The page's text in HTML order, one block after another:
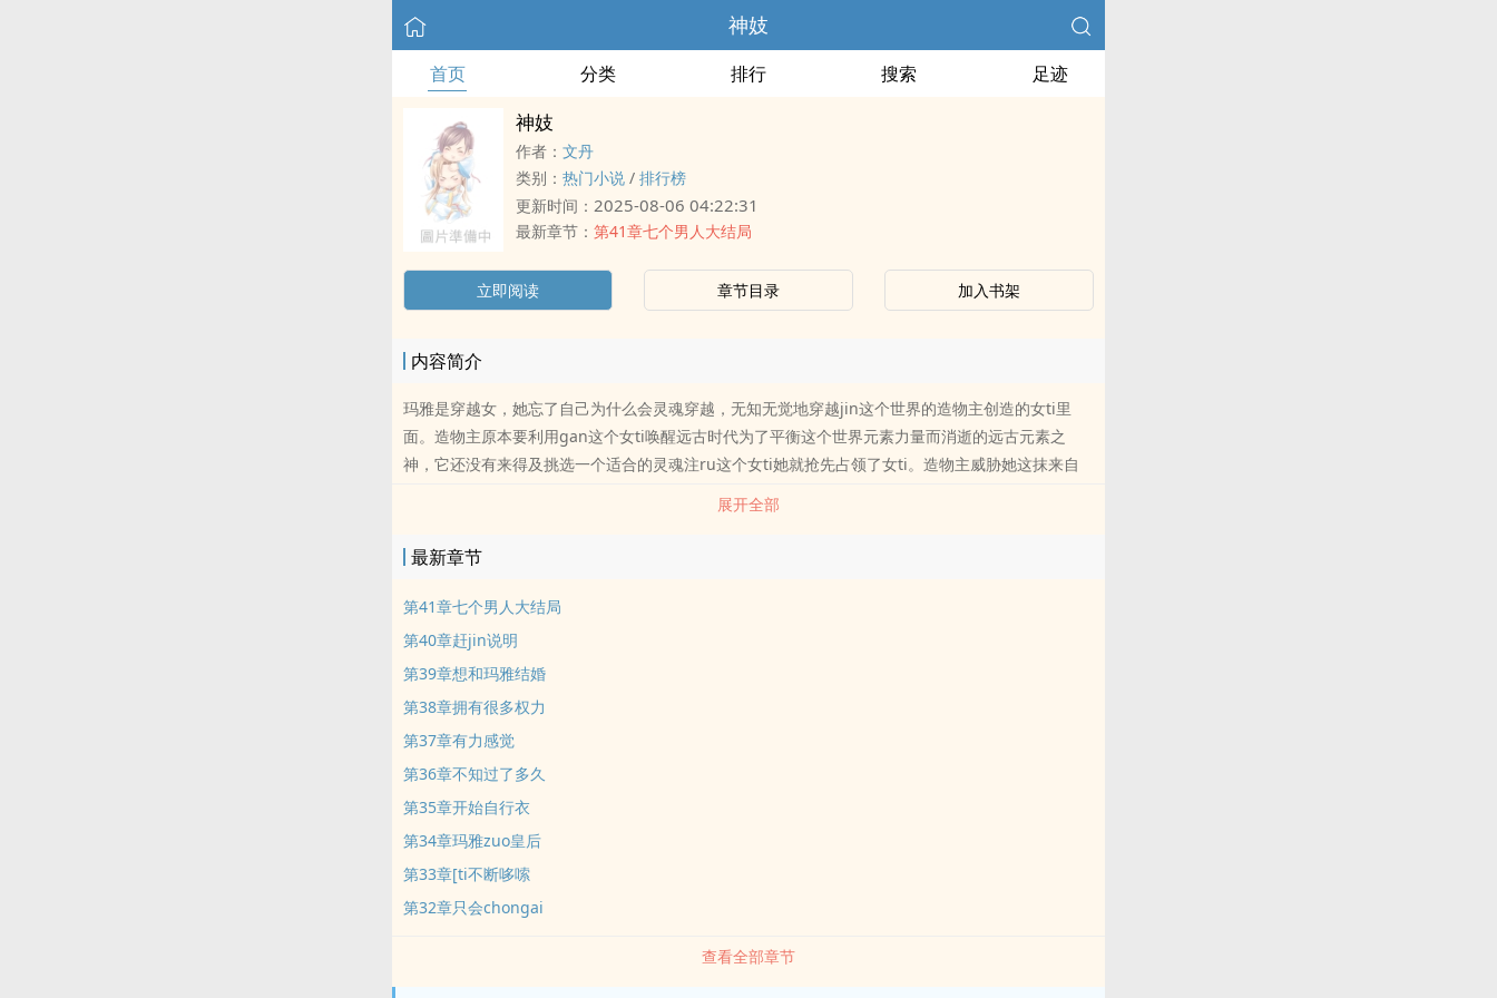
神妓
首页 分类 排行 搜索 足迹
神妓
作者： 文丹
类别： 热门小说 / 排行榜
更新时间： 2025-08-06 04:22:31
最新章节： 第41章七个男人大结局
立即阅读 章节目录 加入书架
内容简介
玛雅是穿越女，她忘了自己为什么会灵魂穿越，无知无觉地穿越jin这个世界的造物主创造的女ti里
面。造物主原本要利用gan这个女ti唤醒远古时代为了平衡这个世界元素力量而消逝的远古元素之
神，它还没有来得及挑选一个适合的灵魂注ru这个女ti她就抢先占领了女ti。造物主威胁她这抹来自
异世的灵魂，要么替它zuo事，复活元素之神，要么被它从它创造的阿尔法世界里抹杀掉。她不想被
展开全部
最新章节
第41章七个男人大结局
第40章赶jin说明
第39章想和玛雅结婚
第38章拥有很多权力
第37章有力感觉
第36章不知过了多久
第35章开始自行衣
第34章玛雅zuo皇后
第33章[ti不断哆嗦
第32章只会chongai
查看全部章节